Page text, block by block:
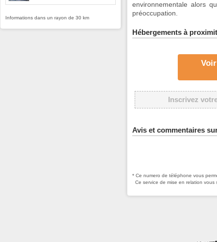
environnementale alors
préoccupation.
Hébergements à
Inscrivez
Avis et commentaires
* Ce numero de téléphone vous
Ce service de mise en relation
Informations dans un rayon de 30 km